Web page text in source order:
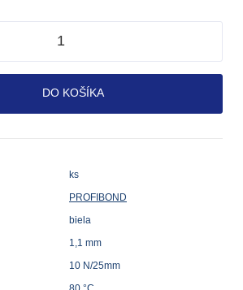
DO KOŠÍKA
ks
PROFIBOND
biela
1,1 mm
10 N/25mm